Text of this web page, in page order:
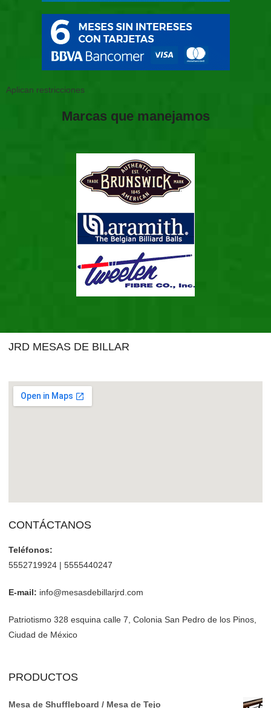
Aplican restricciones
Marcas que manejamos
JRD MESAS DE BILLAR
CONTÁCTANOS
Teléfonos:
5552719924 | 5555440247
E-mail: info@mesasdebillarjrd.com
Patriotismo 328 esquina calle 7, Colonia San Pedro de los Pinos,
Ciudad de México
PRODUCTOS
Mesa de Shuffleboard / Mesa de Tejo